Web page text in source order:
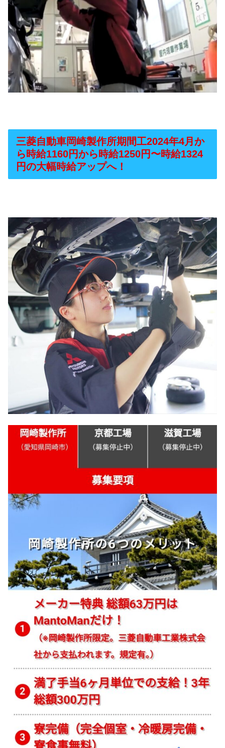
三菱自動車岡崎製作所期間工2024年4月か
ら時給1160円から時給1250円〜時給1324
円の大幅時給アップへ！